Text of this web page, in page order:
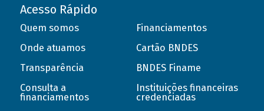
Acesso Rápido
Quem somos
Onde atuamos
Transparência
Consulta a
financiamentos
Financiamentos
Cartão BNDES
BNDES Finame
Instituições financeiras
credenciadas